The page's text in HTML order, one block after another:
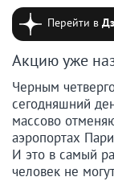
Перейти в
Акцию уже
Черным
сегодняшний
массово
аэропортах
И это в самый
человек не